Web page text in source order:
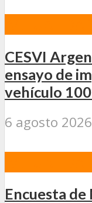
CESVI
ensayo de
vehículo
6 agosto 2026
Encuesta